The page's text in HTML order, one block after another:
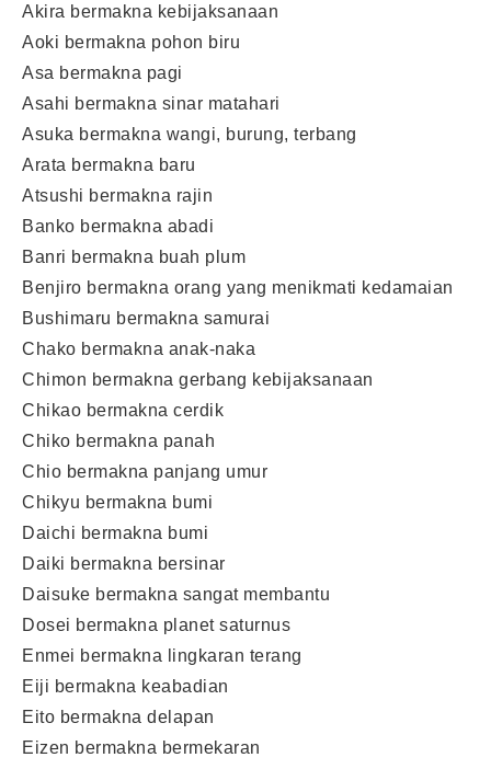
Akira bermakna kebijaksanaan
Aoki bermakna pohon biru
Asa bermakna pagi
Asahi bermakna sinar matahari
Asuka bermakna wangi, burung, terbang
Arata bermakna baru
Atsushi bermakna rajin
Banko bermakna abadi
Banri bermakna buah plum
Benjiro bermakna orang yang menikmati kedamaian
Bushimaru bermakna samurai
Chako bermakna anak-naka
Chimon bermakna gerbang kebijaksanaan
Chikao bermakna cerdik
Chiko bermakna panah
Chio bermakna panjang umur
Chikyu bermakna bumi
Daichi bermakna bumi
Daiki bermakna bersinar
Daisuke bermakna sangat membantu
Dosei bermakna planet saturnus
Enmei bermakna lingkaran terang
Eiji bermakna keabadian
Eito bermakna delapan
Eizen bermakna bermekaran